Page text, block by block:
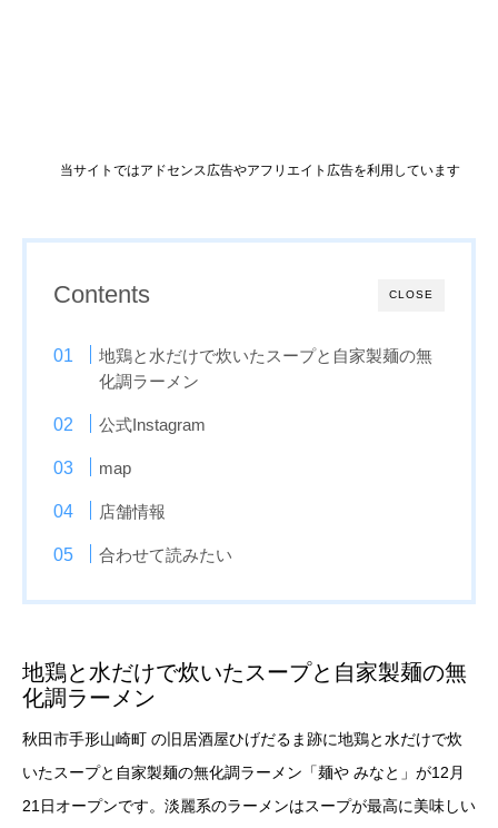
当サイトではアドセンス広告やアフリエイト広告を利用しています
CLOSE
Contents
地鶏と水だけで炊いたスープと自家製麺の無
化調ラーメン
公式Instagram
map
店舗情報
合わせて読みたい
地鶏と水だけで炊いたスープと自家製麺の無
化調ラーメン
秋田市手形山崎町 の旧居酒屋ひげだるま跡に地鶏と水だけで炊
いたスープと自家製麺の無化調ラーメン「麺や みなと」が12月
21日オープンです。淡麗系のラーメンはスープが最高に美味しい